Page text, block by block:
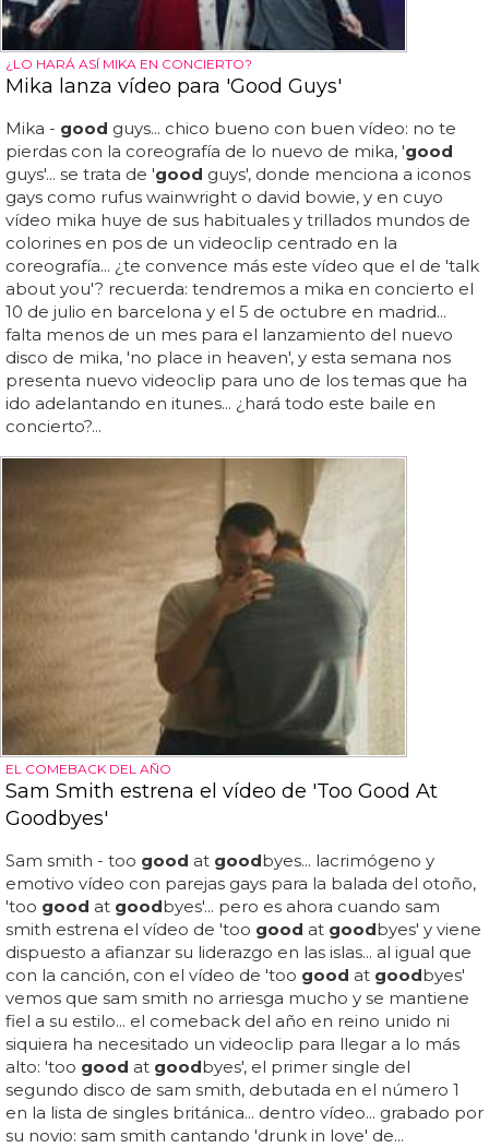
¿LO HARÁ ASÍ MIKA EN CONCIERTO?
Mika lanza vídeo para 'Good Guys'
Mika - good guys... chico bueno con buen vídeo: no te
pierdas con la coreografía de lo nuevo de mika, 'good
guys'... se trata de 'good guys', donde menciona a iconos
gays como rufus wainwright o david bowie, y en cuyo
vídeo mika huye de sus habituales y trillados mundos de
colorines en pos de un videoclip centrado en la
coreografía... ¿te convence más este vídeo que el de 'talk
about you'? recuerda: tendremos a mika en concierto el
10 de julio en barcelona y el 5 de octubre en madrid...
falta menos de un mes para el lanzamiento del nuevo
disco de mika, 'no place in heaven', y esta semana nos
presenta nuevo videoclip para uno de los temas que ha
ido adelantando en itunes... ¿hará todo este baile en
concierto?...
EL COMEBACK DEL AÑO
Sam Smith estrena el vídeo de 'Too Good At
Goodbyes'
Sam smith - too good at goodbyes... lacrimógeno y
emotivo vídeo con parejas gays para la balada del otoño,
'too good at goodbyes'... pero es ahora cuando sam
smith estrena el vídeo de 'too good at goodbyes' y viene
dispuesto a afianzar su liderazgo en las islas... al igual que
con la canción, con el vídeo de 'too good at goodbyes'
vemos que sam smith no arriesga mucho y se mantiene
fiel a su estilo... el comeback del año en reino unido ni
siquiera ha necesitado un videoclip para llegar a lo más
alto: 'too good at goodbyes', el primer single del
segundo disco de sam smith, debutada en el número 1
en la lista de singles británica... dentro vídeo... grabado por
su novio: sam smith cantando 'drunk in love' de...